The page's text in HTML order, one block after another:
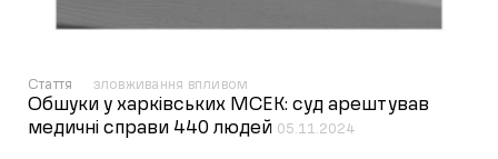
Стаття зловживання впливом
Обшуки у харківських МСЕК: суд арештував
медичні справи 440 людей 05.11.2024